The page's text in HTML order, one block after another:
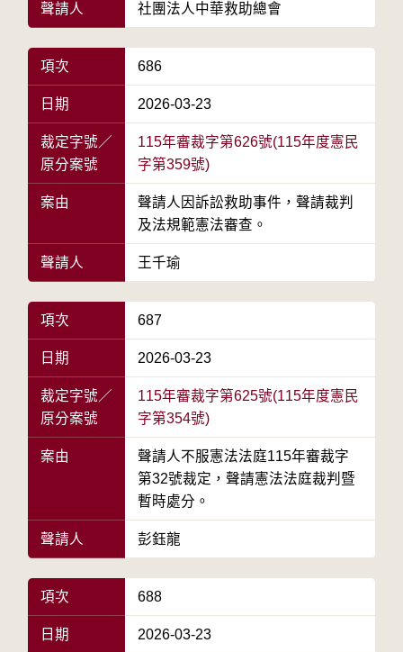
聲請人 社團法人中華救助總會
項次 686
日期 2026-03-23
裁定字號／
原分案號
115年審裁字第626號(115年度憲民
字第359號)
案由
聲請人因訴訟救助事件，聲請裁判
及法規範憲法審查。
聲請人 王千瑜
項次 687
日期 2026-03-23
裁定字號／
原分案號
115年審裁字第625號(115年度憲民
字第354號)
案由
聲請人不服憲法法庭115年審裁字
第32號裁定，聲請憲法法庭裁判暨
暫時處分。
聲請人 彭鈺龍
項次 688
日期 2026-03-23